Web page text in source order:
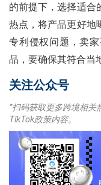
的前提下，选择适合
热点，将产品更好地
专利侵权问题，卖
品，要确保其符合当
关注公众号
*扫码获取更多跨境相关
TikTok政策内容。